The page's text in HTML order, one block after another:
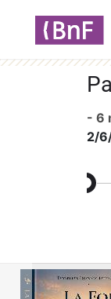
- 6
2/